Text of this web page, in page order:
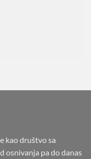
kao društvo sa
osnivanja pa do danas